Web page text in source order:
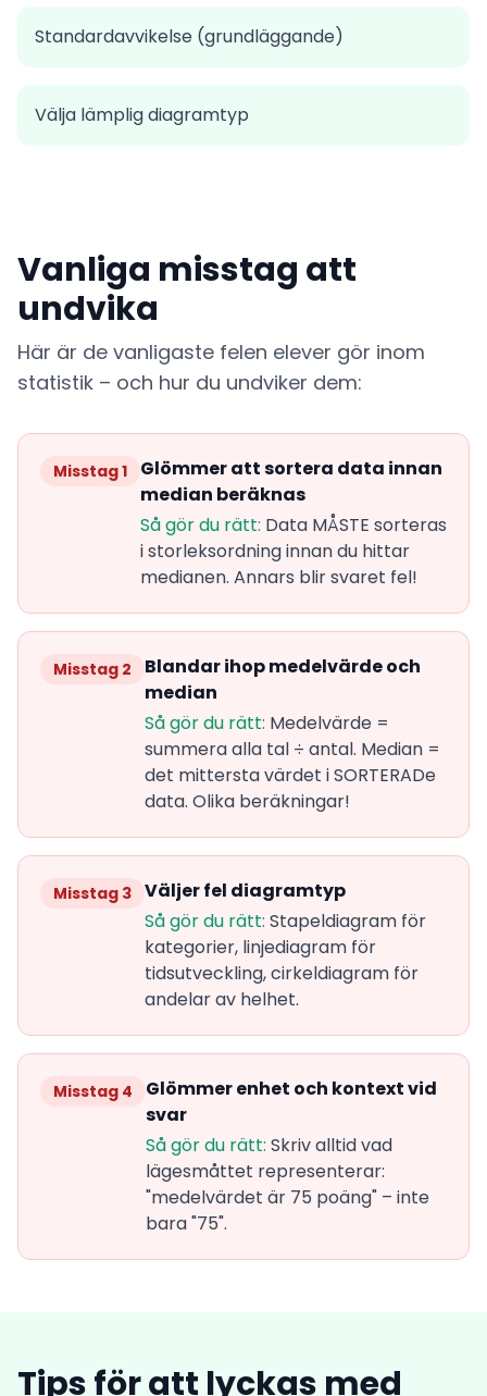
Standardavvikelse (grundläggande)
Välja lämplig diagramtyp
Vanliga misstag att
undvika
Här är de vanligaste felen elever gör inom
statistik – och hur du undviker dem:
Misstag 1
Glömmer att sortera data innan
median beräknas
Så gör du rätt: Data MÅSTE sorteras
i storleksordning innan du hittar
medianen. Annars blir svaret fel!
Misstag 2
Blandar ihop medelvärde och
median
Så gör du rätt: Medelvärde =
summera alla tal ÷ antal. Median =
det mittersta värdet i SORTERADe
data. Olika beräkningar!
Misstag 3 Väljer fel diagramtyp
Så gör du rätt: Stapeldiagram för
kategorier, linjediagram för
tidsutveckling, cirkeldiagram för
andelar av helhet.
Misstag 4
Glömmer enhet och kontext vid
svar
Så gör du rätt: Skriv alltid vad
lägesmåttet representerar:
"medelvärdet är 75 poäng" – inte
bara "75".
Tips för att lyckas med